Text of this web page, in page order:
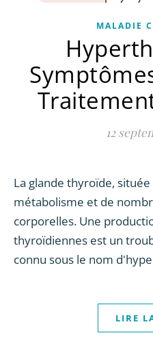
MALADIE
12
La glande thyroïde, située à la base du cou, régule le
métabolisme et de
corporelles. Une
thyroïdiennes est un
connu sous le nom
LIRE